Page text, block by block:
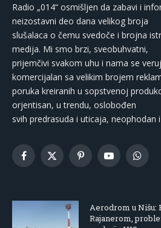
Radio „014“ osmišljen da zabavi i
neizostavni deo dana velikog broja
slušalaca o čemu svedoče i brojna
medija. Mi smo brzi, sveobuhvatni,
prijemčivi svakom uhu i nama se
komercijalan sa velikim brojem
poruka kreiranih u sopstvenoj
orjentisan, u trendu, oslobođen
svih predrasuda i uticaja, neophodan
Facebook
X
PinterestYouTube
Aerodrom u Nišu:
Rajanerom,